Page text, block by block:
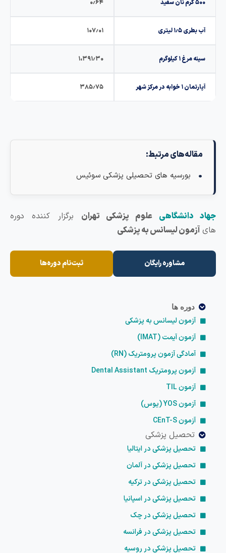
مرتبط:
بورسیه های تحصیلی پزشکی سوئیس
دانشگاهیعلوم پزشکی تهرانبرگزار کننده دوره
لیسانس به پزشکی
مشاوره رایگان ثبت‌نام دوره‌ها
دوره ها
آزمون لیسانس به پزشکی
آزمون آیمت (IMAT)
آمادگی آزمون پرومتریک (RN)
آزمون پرومتریک Dental Assistant
آزمون TIL
آزمون YOS (یوس)
آزمون CEnT-S
تحصیل پزشکی
تحصیل پزشکی در ایتالیا
تحصیل پزشکی در آلمان
تحصیل پزشکی در ترکیه
تحصیل پزشکی در اسپانیا
تحصیل پزشکی در چک
تحصیل پزشکی در فرانسه
تحصیل پزشکی در روسیه